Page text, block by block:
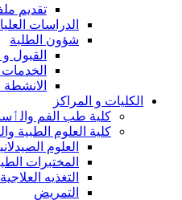
تقديم
الدراسات
شؤون الطلبة
القبول
الخدمات
الانشطة
الكليات و المراكز
كلية طب الفم
كلية العلوم الطبية
العلوم
المختبرات
التغذيه العلاجية
التمريض